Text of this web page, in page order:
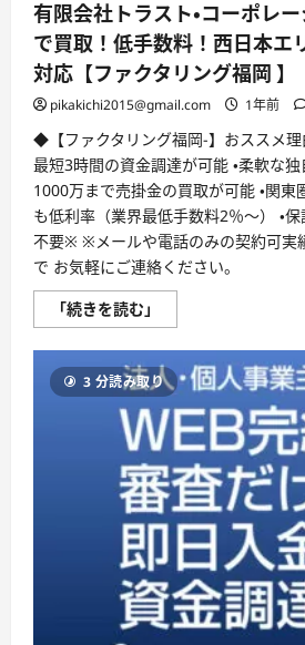
っ
た
WEB
完
結
売
金
買
取
サ
ー
ビ
ス！
【LINK】
に
つ
い
さ
に
読
む
有限会社トラスト・コーポレ
で買取！低手数料！西日本エ
対応【ファクタリング福岡 】
pikakichi2015@gmail.com 1年前
◆【ファクタリング福岡-】おススメ理
最短3時間の資金調達が可能 ・柔軟な独
1000万まで売掛金の買取が可能 ・関東
も低利率（業界最低手数料2％〜） ・
不要※ ※メールや電話のみの契約可実
で お気軽にご連絡ください。
「続きを読む」
限
社
ト
ラ
ス
ト・
コ
ー
ポ
レ
ー
シ
ョ
最
短
3
時
間
で
3 分読み取り